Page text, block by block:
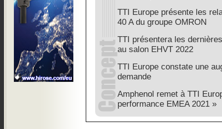
TTI Europe présente les
40 A du groupe OMRON
TTI présentera les
au salon EHVT 2022
TTI Europe constate une
demande
Amphenol remet à TTI
performance EMEA 2021 »